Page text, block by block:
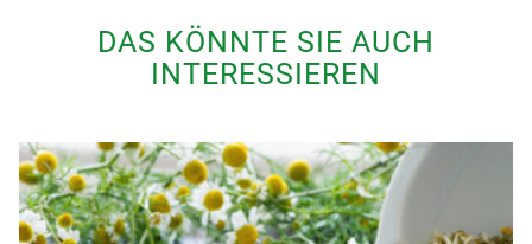
DAS KÖNNTE SIE AUCH
INTERESSIEREN